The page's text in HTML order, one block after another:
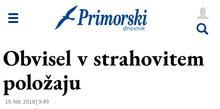
Novice
Goriška
Kultura
Šport
Obvisel v strahovitem
položaju
19. feb. 2018 | 9:49